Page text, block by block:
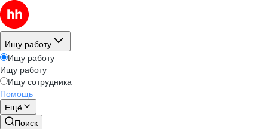
Ищу работу
Ищу работу
Ищу работу
Ищу сотрудника
Помощь
Ещё
Поиск